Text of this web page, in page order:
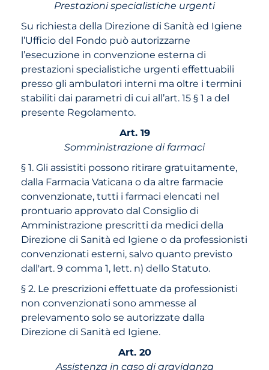
Prestazioni specialistiche urgenti
Su richiesta della Direzione di Sanità ed Igiene
l’Ufficio del Fondo può autorizzarne
l’esecuzione in convenzione esterna di
prestazioni specialistiche urgenti effettuabili
presso gli ambulatori interni ma oltre i termini
stabiliti dai parametri di cui all’art. 15 § 1 a del
presente Regolamento.
Art. 19
Somministrazione di farmaci
§ 1. Gli assistiti possono ritirare gratuitamente,
dalla Farmacia Vaticana o da altre farmacie
convenzionate, tutti i farmaci elencati nel
prontuario approvato dal Consiglio di
Amministrazione prescritti da medici della
Direzione di Sanità ed Igiene o da professionisti
convenzionati esterni, salvo quanto previsto
dall'art. 9 comma 1, lett. n) dello Statuto.
§ 2. Le prescrizioni effettuate da professionisti
non convenzionati sono ammesse al
prelevamento solo se autorizzate dalla
Direzione di Sanità ed Igiene.
Art. 20
Assistenza in caso di gravidanza